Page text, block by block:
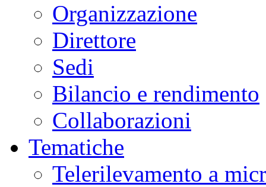
Organizzazione
Direttore
Sedi
Bilancio e rendimento
Collaborazioni
Tematiche
Telerilevamento a